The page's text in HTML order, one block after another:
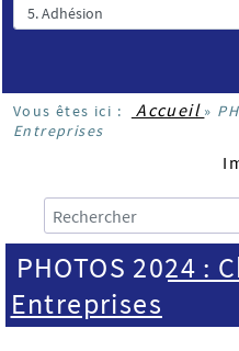
Vous êtes ici : Accueil »
Entreprises
PHOTOS 2024 :
Entreprises